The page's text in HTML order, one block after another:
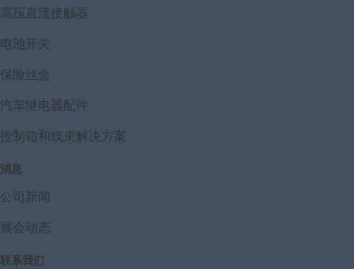
高压直流接触器
电池开关
保险丝盒
汽车继电器配件
控制箱和线束解决方案
消息
公司新闻
展会动态
联系我们